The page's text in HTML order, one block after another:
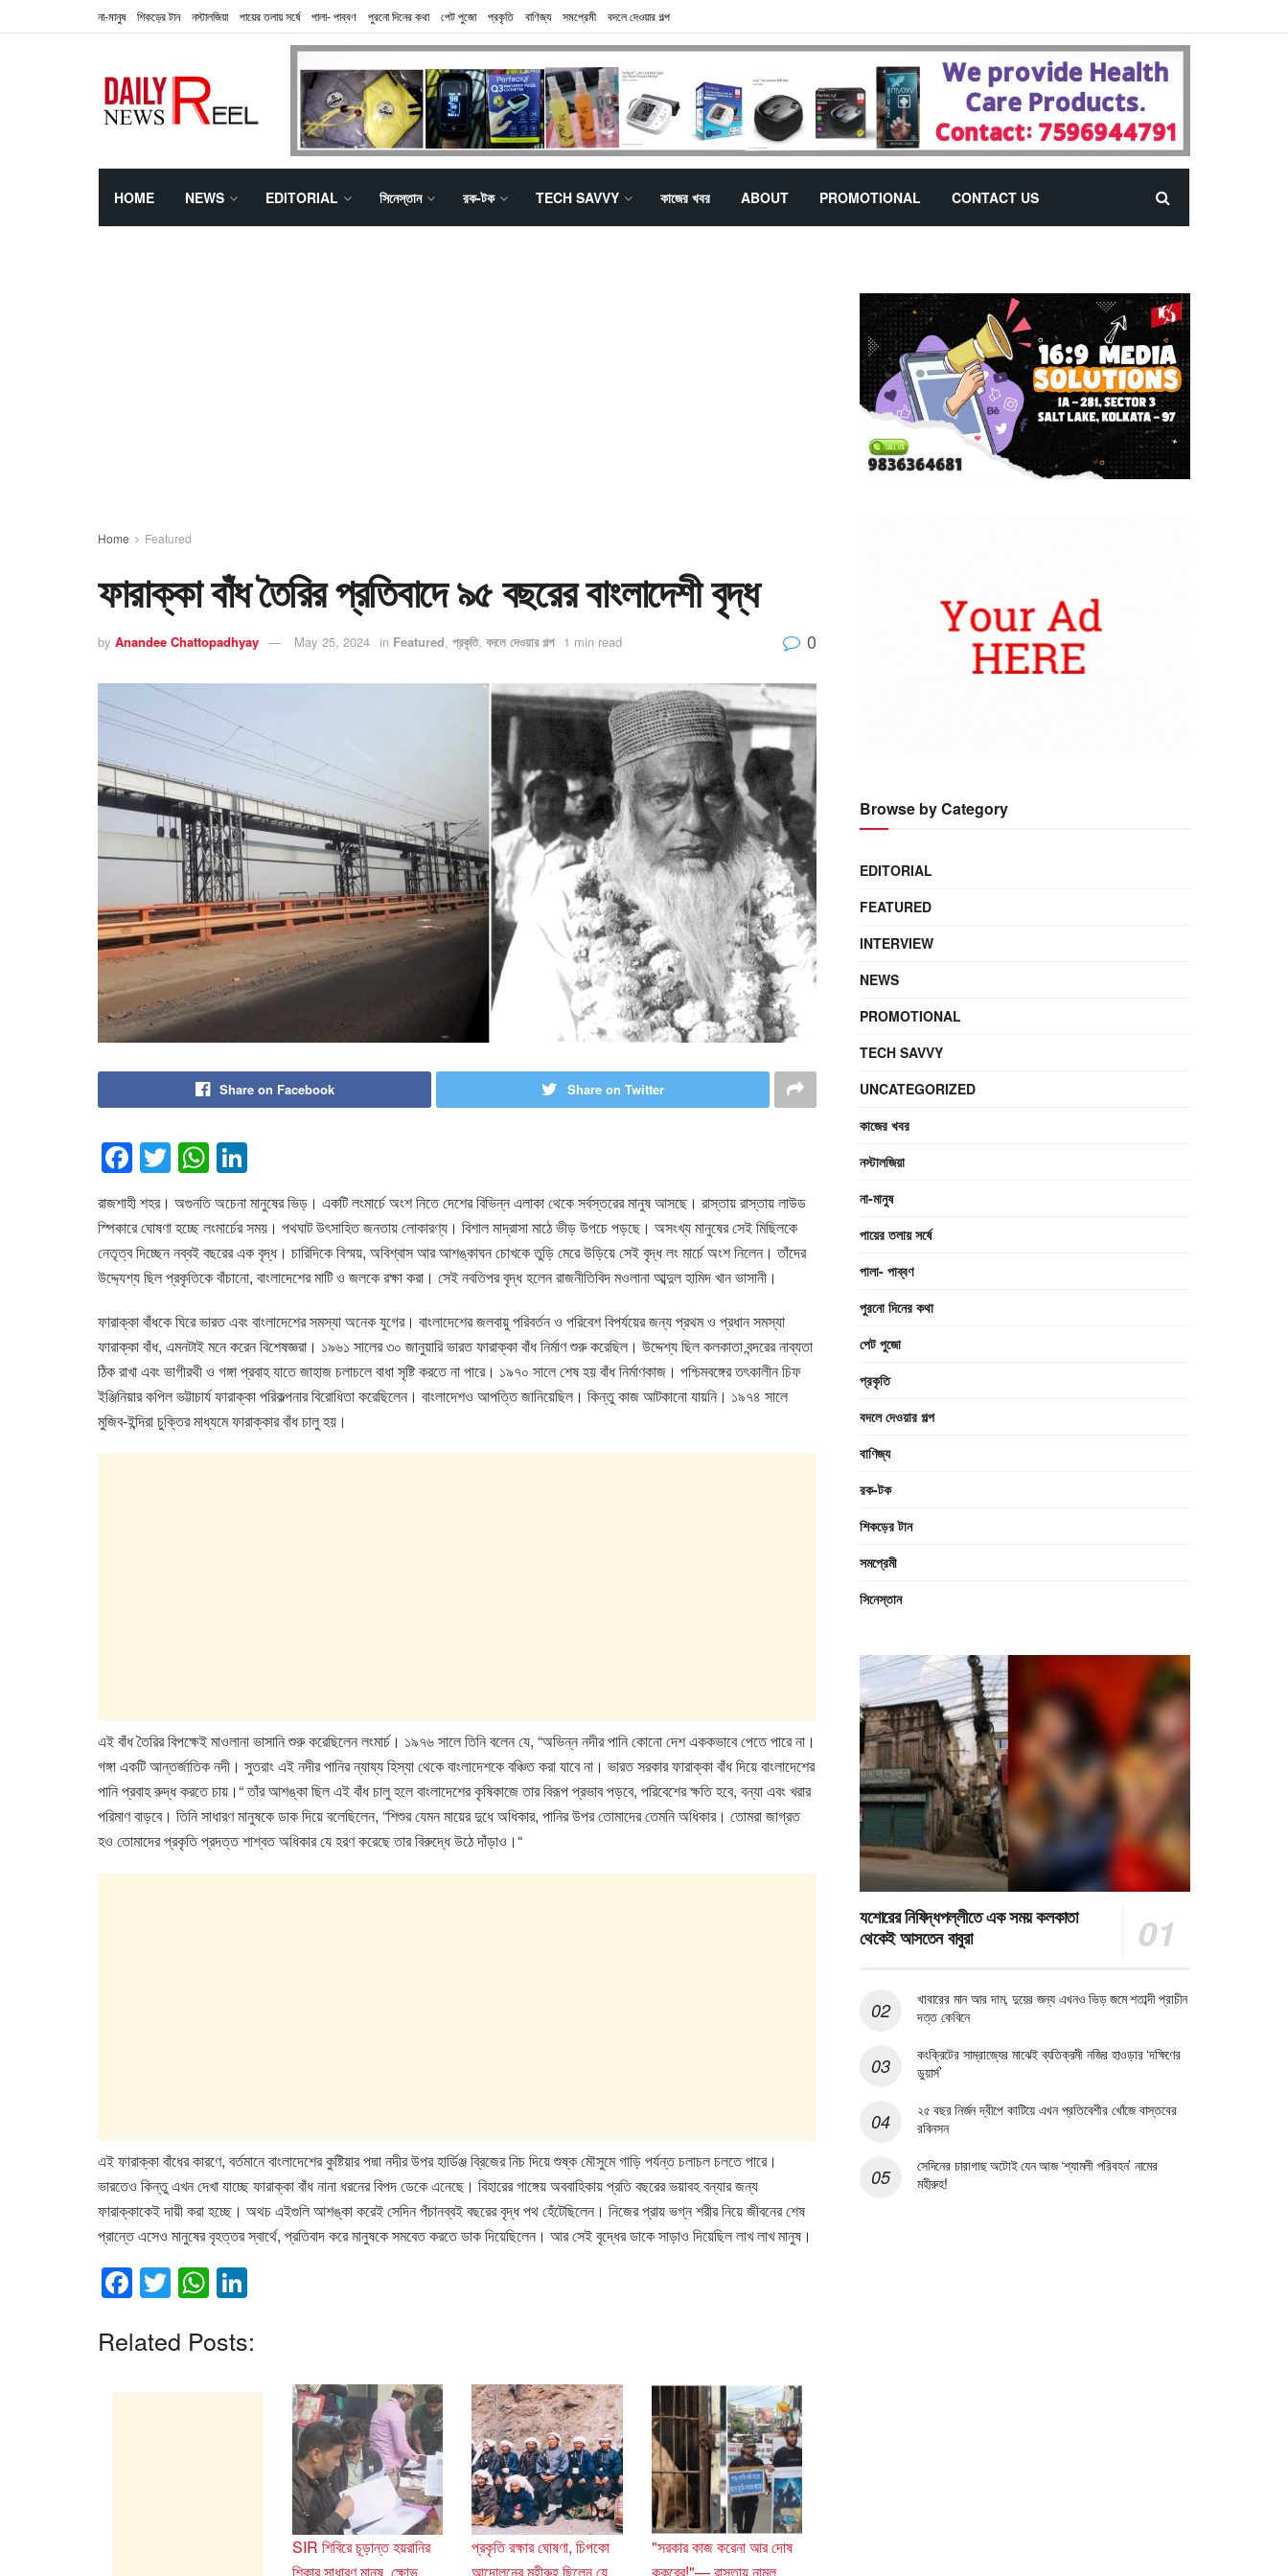
না-মানুষ শিকড়ের টান নস্টালজিয়া পায়ের তলায় সর্ষে পালা- পাব্বণ পুরনো দিনের কথা পেট পুজো প্রকৃতি বাণিজ্য সমপ্রেমী বদলে দেওয়ার গল্প
HOME NEWS EDITORIAL সিনেস্তান রক-টক TECH SAVVY কাজের খবর ABOUT PROMOTIONAL CONTACT US
Home Featured
ফারাক্কা বাঁধ তৈরির প্রতিবাদে ৯৫ বছরের বাংলাদেশী বৃদ্ধ
by Anandee Chattopadhyay May 25, 2024 in Featured, প্রকৃতি, বদলে দেওয়ার গল্প 1 min read 0
Share on Facebook Share on Twitter
F
a
c
e
b
o
o
k
T
wi
tt
er
W
h
at
s
A
p
p
n
k
e
dI
n
রাজশাহী শহর। অগুনতি অচেনা মানুষের ভিড়। একটি লংমার্চে অংশ নিতে দেশের বিভিন্ন এলাকা থেকে সর্বস্তরের মানুষ আসছে। রাস্তায় রাস্তায় লাউড
স্পিকারে ঘোষণা হচ্ছে লংমার্চের সময়। পথঘাট উৎসাহিত জনতায় লোকারণ্য। বিশাল মাদ্রাসা মাঠে ভীড় উপচে পড়ছে। অসংখ্য মানুষের সেই মিছিলকে
নেতৃত্ব দিচ্ছেন নব্বই বছরের এক বৃদ্ধ। চারিদিকে বিস্ময়, অবিশ্বাস আর আশঙ্কাঘন চোখকে তুড়ি মেরে উড়িয়ে সেই বৃদ্ধ লং মার্চে অংশ নিলেন। তাঁদের
উদ্দ্যেশ্য ছিল প্রকৃতিকে বাঁচানো, বাংলাদেশের মাটি ও জলকে রক্ষা করা। সেই নবতিপর বৃদ্ধ হলেন রাজনীতিবিদ মওলানা আব্দুল হামিদ খান ভাসানী।
ফারাক্কা বাঁধকে ঘিরে ভারত এবং বাংলাদেশের সমস্যা অনেক যুগের। বাংলাদেশের জলবায়ু পরিবর্তন ও পরিবেশ বিপর্যয়ের জন্য প্রথম ও প্রধান সমস্যা
ফারাক্কা বাঁধ, এমনটাই মনে করেন বিশেষজ্ঞরা। ১৯৬১ সালের ৩০ জানুয়ারি ভারত ফারাক্কা বাঁধ নির্মাণ শুরু করেছিল। উদ্দেশ্য ছিল কলকাতা বন্দরের নাব্যতা
ঠিক রাখা এবং ভাগীরথী ও গঙ্গা প্রবাহ যাতে জাহাজ চলাচলে বাধা সৃষ্টি করতে না পারে। ১৯৭০ সালে শেষ হয় বাঁধ নির্মাণকাজ। পশ্চিমবঙ্গের তৎকালীন চিফ
ইঞ্জিনিয়ার কপিল ভট্টাচার্য ফারাক্কা পরিকল্পনার বিরোধিতা করেছিলেন। বাংলাদেশও আপত্তি জানিয়েছিল। কিন্তু কাজ আটকানো যায়নি। ১৯৭৪ সালে
মুজিব-ইন্দিরা চুক্তির মাধ্যমে ফারাক্কার বাঁধ চালু হয়।
এই বাঁধ তৈরির বিপক্ষেই মাওলানা ভাসানি শুরু করেছিলেন লংমার্চ। ১৯৭৬ সালে তিনি বলেন যে, “অভিন্ন নদীর পানি কোনো দেশ এককভাবে পেতে পারে না।
গঙ্গা একটি আন্তর্জাতিক নদী। সুতরাং এই নদীর পানির ন্যায্য হিস্যা থেকে বাংলাদেশকে বঞ্চিত করা যাবে না। ভারত সরকার ফারাক্কা বাঁধ দিয়ে বাংলাদেশের
পানি প্রবাহ রুদ্ধ করতে চায়।“ তাঁর আশঙ্কা ছিল এই বাঁধ চালু হলে বাংলাদেশের কৃষিকাজে তার বিরূপ প্রভাব পড়বে, পরিবেশের ক্ষতি হবে, বন্যা এবং খরার
পরিমাণ বাড়বে। তিনি সাধারণ মানুষকে ডাক দিয়ে বলেছিলেন, “শিশুর যেমন মায়ের দুধে অধিকার, পানির উপর তোমাদের তেমনি অধিকার। তোমরা জাগ্রত
হও তোমাদের প্রকৃতি প্রদত্ত শাশ্বত অধিকার যে হরণ করেছে তার বিরুদ্ধে উঠে দাঁড়াও।“
এই ফারাক্কা বাঁধের কারণে, বর্তমানে বাংলাদেশের কুষ্টিয়ার পদ্মা নদীর উপর হার্ডিঞ্জ ব্রিজের নিচ দিয়ে শুষ্ক মৌসুমে গাড়ি পর্যন্ত চলাচল চলতে পারে।
ভারতেও কিন্তু এখন দেখা যাচ্ছে ফারাক্কা বাঁধ নানা ধরনের বিপদ ডেকে এনেছে। বিহারের গাঙ্গেয় অববাহিকায় প্রতি বছরের ভয়াবহ বন্যার জন্য
ফারাক্কাকেই দায়ী করা হচ্ছে। অথচ এইগুলি আশঙ্কা করেই সেদিন পঁচানব্বই বছরের বৃদ্ধ পথ হেঁটেছিলেন। নিজের প্রায় ভগ্ন শরীর নিয়ে জীবনের শেষ
প্রান্তে এসেও মানুষের বৃহত্তর স্বার্থে, প্রতিবাদ করে মানুষকে সমবেত করতে ডাক দিয়েছিলেন। আর সেই বৃদ্ধের ডাকে সাড়াও দিয়েছিল লাখ লাখ মানুষ।
F
c
b
T
tt
W
at
A
k
dI
Related Posts:
SIR শিবিরে চূড়ান্ত হয়রানির
প্রকৃতি রক্ষার ঘোষণা, চিপকো
"সরকার কাজ করেনা আর দোষ
Browse by Category
EDITORIAL
FEATURED
INTERVIEW
NEWS
PROMOTIONAL
TECH SAVVY
UNCATEGORIZED
কাজের খবর
নস্টালজিয়া
না-মানুষ
পায়ের তলায় সর্ষে
পালা- পাব্বণ
পুরনো দিনের কথা
পেট পুজো
প্রকৃতি
বদলে দেওয়ার গল্প
বাণিজ্য
রক-টক
শিকড়ের টান
সমপ্রেমী
সিনেস্তান
যশোরের নিষিদ্ধপল্লীতে এক সময় কলকাতা
থেকেই আসতেন বাবুরা
খাবারের মান আর দাম, দুয়ের জন্য এখনও ভিড় জমে শতাব্দী প্রাচীন
দত্ত কেবিনে
কংক্রিটের সাম্রাজ্যের মাঝেই ব্যতিক্রমী নজির হাওড়ার ‘দক্ষিণের
ডুয়ার্স’
২৫ বছর নির্জন দ্বীপে কাটিয়ে এখন প্রতিবেশীর খোঁজে বাস্তবের
রবিনসন
সেদিনের চারাগাছ অটোই যেন আজ ‘শ্যামলী পরিবহন’ নামের
মহীরুহ!